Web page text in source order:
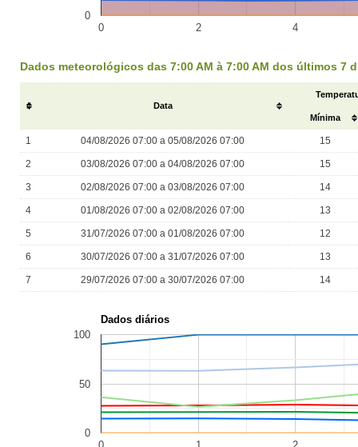
0 2 4
0
Dados meteorológicos das 7:00 AM à 7:00 AM dos últimos 7
# Data
Mínima
1 04/08/2026 07:00 a 05/08/2026 07:00 15
2 03/08/2026 07:00 a 04/08/2026 07:00 15
3 02/08/2026 07:00 a 03/08/2026 07:00 14
4 01/08/2026 07:00 a 02/08/2026 07:00 13
5 31/07/2026 07:00 a 01/08/2026 07:00 12
6 30/07/2026 07:00 a 31/07/2026 07:00 13
7 29/07/2026 07:00 a 30/07/2026 07:00 14
Dados diários
0
50
100